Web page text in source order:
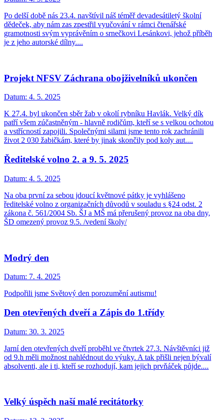
Po delší době nás 23.4. navštívil náš téměř devadesátiletý školní
dědeček, aby nám zas zpestřil vyučování v rámci čtenářské
gramotnosti svým vyprávěním o srnečkovi Lesánkovi, jehož příběh
je z jeho autorské dílny....
Projekt NFSV Záchrana obojživelníků ukončen
Datum: 4. 5. 2025
K 27.4. byl ukončen sběr žab v okolí rybníku Havlák. Velký dík
patří všem zúčastněným - hlavně rodičům, kteří se s velkou ochotou
a vstřícností zapojili. Společnými silami jsme tento rok zachránili
život 2 030 žabičkám, které by jinak skončily pod koly aut....
Ředitelské volno 2. a 9. 5. 2025
Datum: 4. 5. 2025
Na oba první za sebou jdoucí květnové pátky je vyhlášeno
ředitelské volno z organizačních důvodů v souladu s §24 odst. 2
zákona č. 561/2004 Sb. ŠJ a MŠ má přerušený provoz na oba dny,
ŠD omezený provoz 9.5. /vedení školy/
Modrý den
Datum: 7. 4. 2025
Podpořili jsme Světový den porozumění autismu!
Den otevřených dveří a Zápis do 1.třídy
Datum: 30. 3. 2025
Jarní den otevřených dveří proběhl ve čtvrtek 27.3. Návštěvníci již
od 9.h měli možnost nahlédnout do výuky. A tak přišli nejen bývalí
absolventi, ale i ti, kteří se rozhodují, kam jejich prvňáček půjde....
Velký úspěch naší malé recitátorky